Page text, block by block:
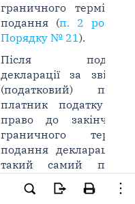
граничного терміну її
подання (п. 2 розд. V
Порядку № 21).
Після подання
декларації за звітний
(податковий) період
платник податку має
право до закінчення
граничного терміну
подання декларації за
такий самий період
подати нову
декларацію з